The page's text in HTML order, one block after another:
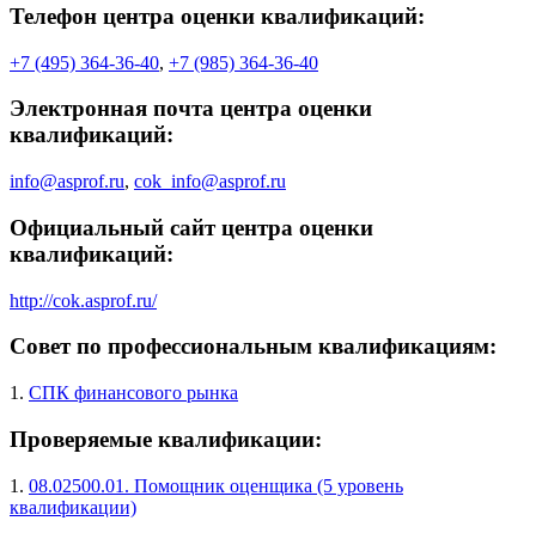
Телефон центра оценки квалификаций:
+7 (495) 364-36-40, +7 (985) 364-36-40
Электронная почта центра оценки
квалификаций:
info@asprof.ru, cok_info@asprof.ru
Официальный сайт центра оценки
квалификаций:
http://cok.asprof.ru/
Совет по профессиональным квалификациям:
1. СПК финансового рынка
Проверяемые квалификации:
1. 08.02500.01. Помощник оценщика (5 уровень
квалификации)